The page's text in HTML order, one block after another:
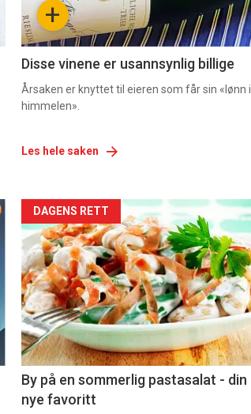
2 +
Disse vinene er usannsynlig billige
Årsaken er knyttet til eieren som får sin «lønn i
himmelen».
Les hele saken
Forsiden
akkurat
nå
-
5
DAGENS RETT
By på en sommerlig pastasalat - din
nye favoritt